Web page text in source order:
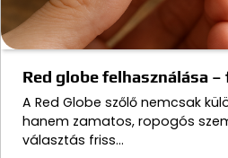
Red globe felhasználása
A Red Globe szőlő nemcsak
hanem zamatos, ropogós
választás friss…